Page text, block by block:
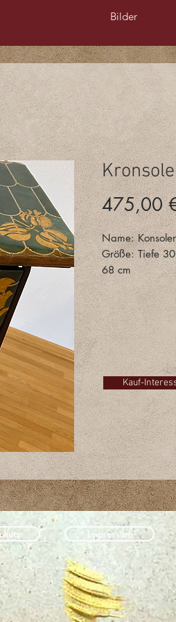
Bilder
475,00
Name:
Größe: Tiefe
68 cm
Material: Antik
Acrylgel,
Möbelknauf
Interesse am
Klicken Sie auf
Sie mir einfach
Kauf-
Impressum